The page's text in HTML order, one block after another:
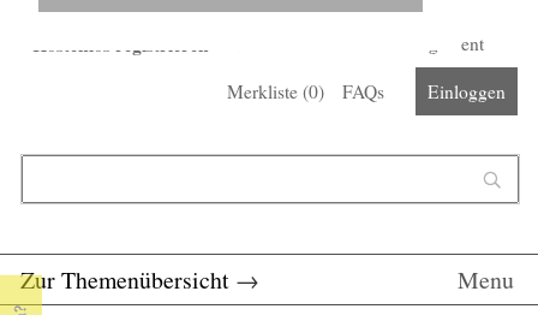
Kostenlos registrieren
Corona-Management
Merkliste (0) FAQs Einloggen
Zur Themenübersicht → Menu